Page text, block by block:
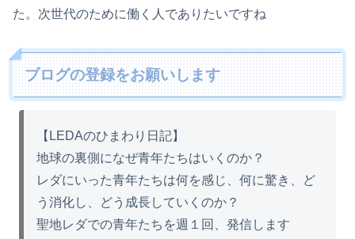
た。次世代のために働く人でありたいですね
ブログの登録をお願いします
【LEDAのひまわり日記】
地球の裏側になぜ青年たちはいくのか？
レダにいった青年たちは何を感じ、何に驚き、ど
う消化し、どう成長していくのか？
聖地レダでの青年たちを週１回、発信します